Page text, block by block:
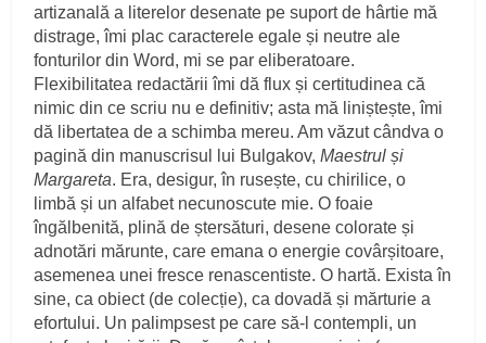
artizanală a literelor desenate pe suport de hârtie mă
distrage, îmi plac caracterele egale și neutre ale
fonturilor din Word, mi se par eliberatoare.
Flexibilitatea redactării îmi dă flux și certitudinea că
nimic din ce scriu nu e definitiv; asta mă liniștește, îmi
dă libertatea de a schimba mereu. Am văzut cândva o
pagină din manuscrisul lui Bulgakov,Maestrul și
Margareta. Era, desigur, în rusește, cu chirilice, o
limbă și un alfabet necunoscute mie. O foaie
îngălbenită, plină de ștersături, desene colorate și
adnotări mărunte, care emana o energie covârșitoare,
asemenea unei fresce renascentiste. O hartă. Exista în
sine, ca obiect (de colecție), ca dovadă și mărturie a
efortului. Un palimpsest pe care să-l contempli, un